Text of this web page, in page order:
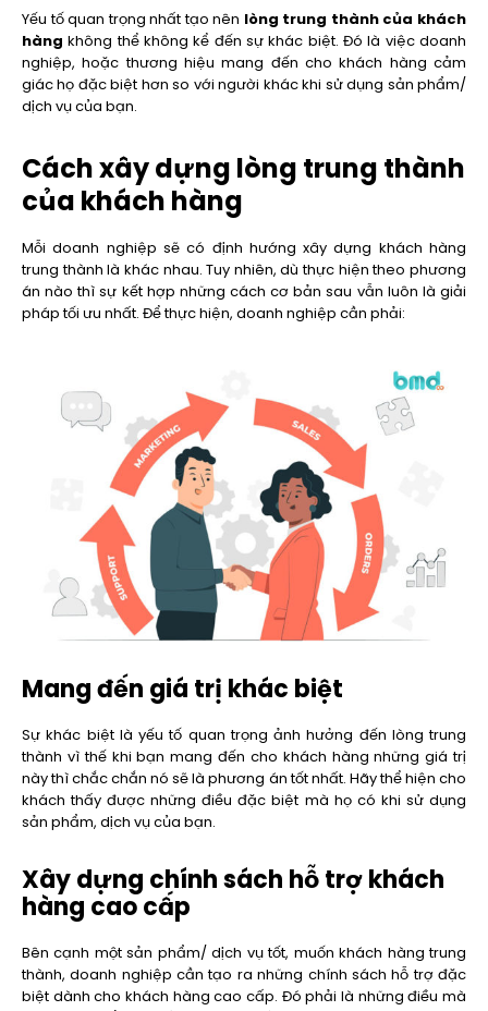
Yếu tố quan trọng nhất tạo nên lòng trung thành của khách
hàng không thể không kể đến sự khác biệt. Đó là việc doanh
nghiệp, hoặc thương hiệu mang đến cho khách hàng cảm
giác họ đặc biệt hơn so với người khác khi sử dụng sản phẩm/
dịch vụ của bạn.
Cách xây dựng lòng trung thành
của khách hàng
Mỗi doanh nghiệp sẽ có định hướng xây dựng khách hàng
trung thành là khác nhau. Tuy nhiên, dù thực hiện theo phương
án nào thì sự kết hợp những cách cơ bản sau vẫn luôn là giải
pháp tối ưu nhất. Để thực hiện, doanh nghiệp cần phải:
Mang đến giá trị khác biệt
Sự khác biệt là yếu tố quan trọng ảnh hưởng đến lòng trung
thành vì thế khi bạn mang đến cho khách hàng những giá trị
này thì chắc chắn nó sẽ là phương án tốt nhất. Hãy thể hiện cho
khách thấy được những điều đặc biệt mà họ có khi sử dụng
sản phẩm, dịch vụ của bạn.
Xây dựng chính sách hỗ trợ khách
hàng cao cấp
Bên cạnh một sản phẩm/ dịch vụ tốt, muốn khách hàng trung
thành, doanh nghiệp cần tạo ra những chính sách hỗ trợ đặc
biệt dành cho khách hàng cao cấp. Đó phải là những điều mà